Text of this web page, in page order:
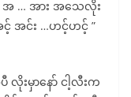
အ … အား အသေလိုး
င့် အင်း …ဟင့်ဟင့် ”
လိုးမှာနော် ငါ့လီးက